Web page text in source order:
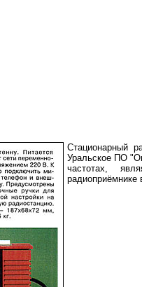
Стационарный
Уральское ПО
частотах,